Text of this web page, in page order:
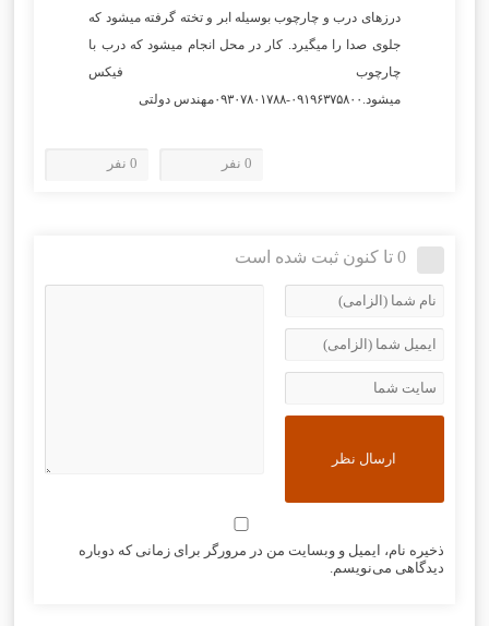
درزهای درب و چارچوب بوسیله ابر و تخته گرفته میشود که
جلوی صدا را میگیرد. کار در محل انجام میشود که درب با
چارچوب فیکس
میشود.۰۹۱۹۶۳۷۵۸۰۰-۰۹۳۰۷۸۰۱۷۸۸مهندس دولتی
0 نفر 0 نفر
0 تا کنون ثبت شده است
ذخیره نام، ایمیل و وبسایت من در مرورگر برای زمانی که دوباره
دیدگاهی می‌نویسم.